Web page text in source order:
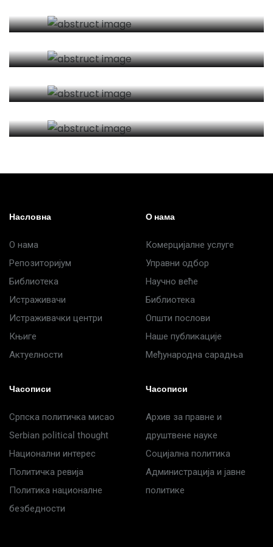
Репозиторијум
Библиотека
Истраживачки
Насловна
О нама
Репозиторијум
Библиотека
Истраживачи
Истраживачки центри
Књиге
Актуелности
О нама
Комерцијалне услуге
Управни одбор
Научно веће
Библиотека
Општи послови
Наше публикације
Међународна сарадња
Часописи
Српска политичка мисао
Serbian political thought
Национални интерес
Политичка ревија
Политика националне
безбедности
Часописи
Архив за правне и
друштвене науке
Социјална политика
Администрација и јавне
политике